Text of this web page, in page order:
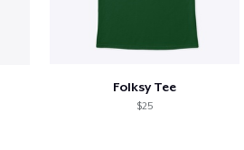
Folksy Tee
$25